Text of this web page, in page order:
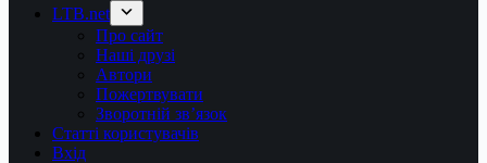
LTB.net
Про сайт
Наші друзі
Автори
Пожертвувати
Зворотній зв’язок
Статті користувачів
Вхід